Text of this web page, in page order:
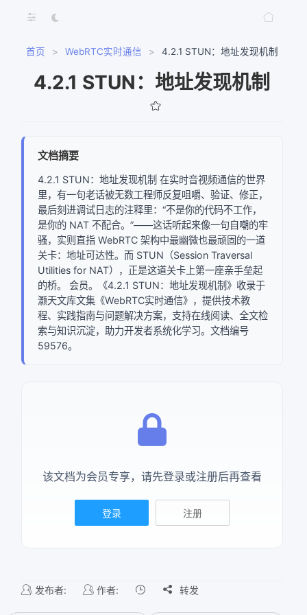
首页 > WebRTC实时通信 > 4.2.1 STUN：地址发现机制
4.2.1 STUN：地址发现机制
文档摘要
4.2.1 STUN：地址发现机制 在实时音视频通信的世界
里，有一句老话被无数工程师反复咀嚼、验证、修正，
最后刻进调试日志的注释里：“不是你的代码不工作，
是你的 NAT 不配合。”——这话听起来像一句自嘲的牢
骚，实则直指 WebRTC 架构中最幽微也最顽固的一道
关卡：地址可达性。而 STUN（Session Traversal
Utilities for NAT），正是这道关卡上第一座亲手垒起
的桥。 会员。《4.2.1 STUN：地址发现机制》收录于
灏天文库文集《WebRTC实时通信》，提供技术教
程、实践指南与问题解决方案，支持在线阅读、全文检
索与知识沉淀，助力开发者系统化学习。文档编号
59576。
该文档为会员专享，请先登录或注册后再查看
登录 注册
发布者: 作者:  转发